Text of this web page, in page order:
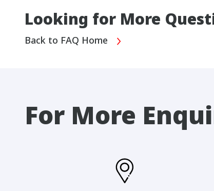
Looking for More
Back to FAQ Home
For More